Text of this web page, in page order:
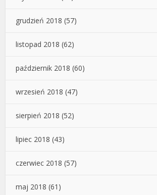
grudzień 2018 (57)
listopad 2018 (62)
październik 2018 (60)
wrzesień 2018 (47)
sierpień 2018 (52)
lipiec 2018 (43)
czerwiec 2018 (57)
maj 2018 (61)